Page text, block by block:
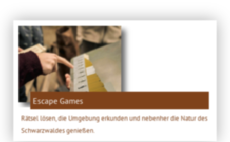
Escape Games
Rätsel lösen, die Umgebung erkunden und nebenher die Natur des
Schwarzwaldes genießen.